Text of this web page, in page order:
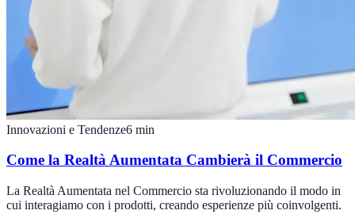
Innovazioni e Tendenze6 min
Come la Realtà Aumentata Cambierà il Commercio
La Realtà Aumentata nel Commercio sta rivoluzionando il modo in
cui interagiamo con i prodotti, creando esperienze più coinvolgenti.